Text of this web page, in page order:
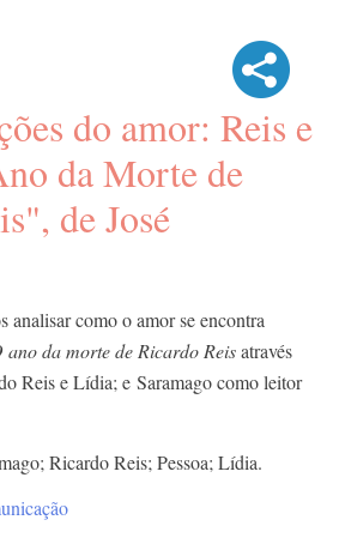
do amor: Reis e
da Morte de
de José
analisar como o amor se encontra
ano da morte de Ricardo Reisatravés
Reis e Lídia; e Saramago como leitor
Ricardo Reis; Pessoa; Lídia.